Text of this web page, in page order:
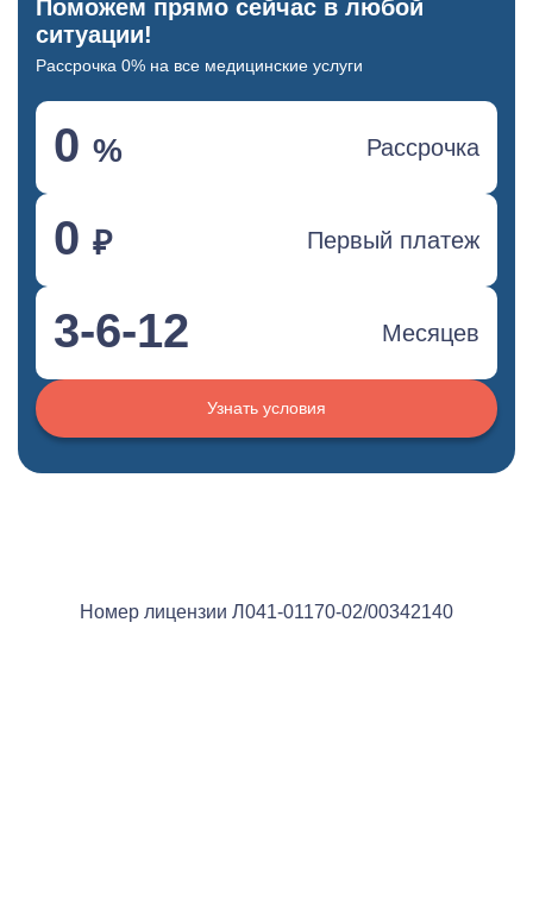
Поможем прямо сейчас в любой
ситуации!
Рассрочка 0% на все медицинские услуги
0 % Рассрочка
0 ₽ Первый платеж
3-6-12 Месяцев
Узнать условия
Номер лицензии Л041-01170-02/00342140